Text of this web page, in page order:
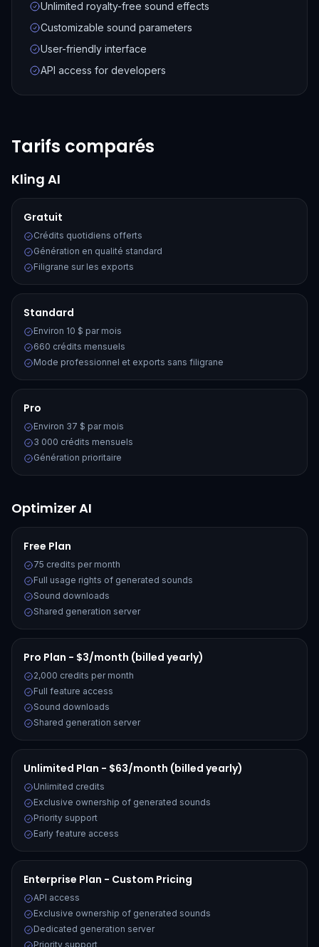
Unlimited royalty-free sound effects
Customizable sound parameters
User-friendly interface
API access for developers
Tarifs comparés
Kling AI
Gratuit
Crédits quotidiens offerts
Génération en qualité standard
Filigrane sur les exports
Standard
Environ 10 $ par mois
660 crédits mensuels
Mode professionnel et exports sans filigrane
Pro
Environ 37 $ par mois
3 000 crédits mensuels
Génération prioritaire
Optimizer AI
Free Plan
75 credits per month
Full usage rights of generated sounds
Sound downloads
Shared generation server
Pro Plan - $3/month (billed yearly)
2,000 credits per month
Full feature access
Sound downloads
Shared generation server
Unlimited Plan - $63/month (billed yearly)
Unlimited credits
Exclusive ownership of generated sounds
Priority support
Early feature access
Enterprise Plan - Custom Pricing
API access
Exclusive ownership of generated sounds
Dedicated generation server
Priority support